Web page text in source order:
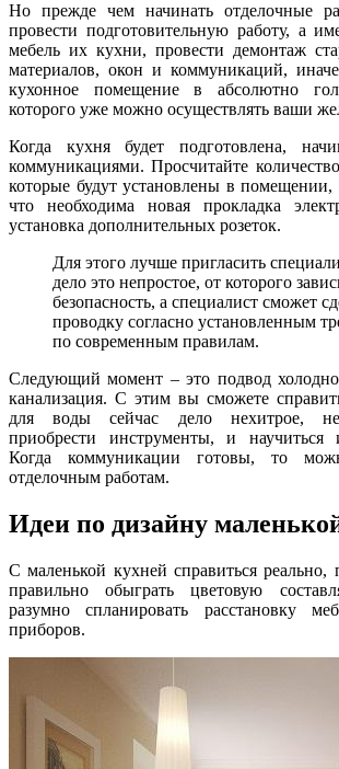
Но прежде чем начинать отделочные
провести подготовительную работу, а
мебель их кухни, провести демонтаж
материалов, окон и коммуникаций,
кухонное помещение в абсолютно
которого уже можно осуществлять ваши
Когда кухня будет подготовлена,
коммуникациями. Просчитайте
которые будут установлены в
что необходима новая прокладка
установка дополнительных розеток.
Для этого лучше пригласить
дело это непростое, от которого
безопасность, а специалист сможет
проводку согласно установленным
по современным правилам.
Следующий момент – это подвод
канализация. С этим вы сможете
для воды сейчас дело нехитрое,
приобрести инструменты, и научиться
Когда коммуникации готовы, то
отделочным работам.
Идеи по дизайну
С маленькой кухней справиться реально,
правильно обыграть цветовую
разумно спланировать расстановку
приборов.